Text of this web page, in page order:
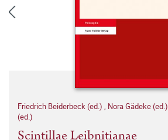
Friedrich Beiderbeck (ed.) , Nora Gädeke (ed.)
(ed.)
Scintillae Leibnitianae